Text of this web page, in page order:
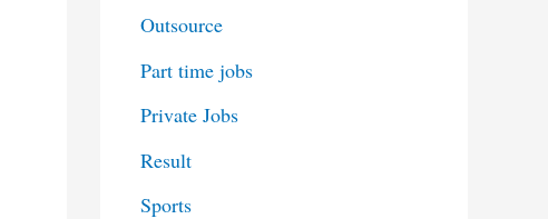
Outsource
Part time jobs
Private Jobs
Result
Sports